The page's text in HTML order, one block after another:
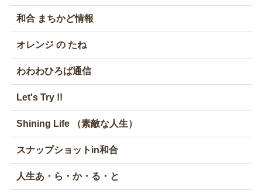
和合 まちかど情報
オレンジ の たね
わわわひろば通信
Let's Try !!
Shining Life （素敵な人生）
スナップショットin和合
人生あ・ら・か・る・と